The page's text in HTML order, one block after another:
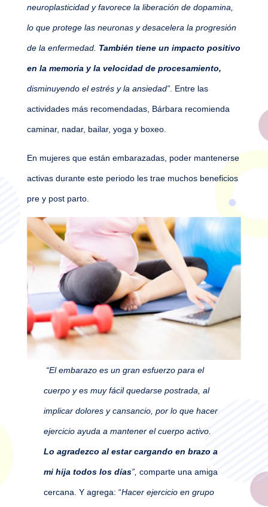
neuroplasticidad y favorece la liberación de dopamina,
lo que protege las neuronas y desacelera la progresión
de la enfermedad. También tiene un impacto positivo
en la memoria y la velocidad de procesamiento,
disminuyendo el estrés y la ansiedad”. Entre las
actividades más recomendadas, Bárbara recomienda
caminar, nadar, bailar, yoga y boxeo.
En mujeres que están embarazadas, poder mantenerse
activas durante este periodo les trae muchos beneficios
pre y post parto.
“El embarazo es un gran esfuerzo para el
cuerpo y es muy fácil quedarse postrada, al
implicar dolores y cansancio, por lo que hacer
ejercicio ayuda a mantener el cuerpo activo.
Lo agradezco al estar cargando en brazo a
mi hija todos los días”,comparte una amiga
cercana. Y agrega: “Hacer ejercicio en grupo